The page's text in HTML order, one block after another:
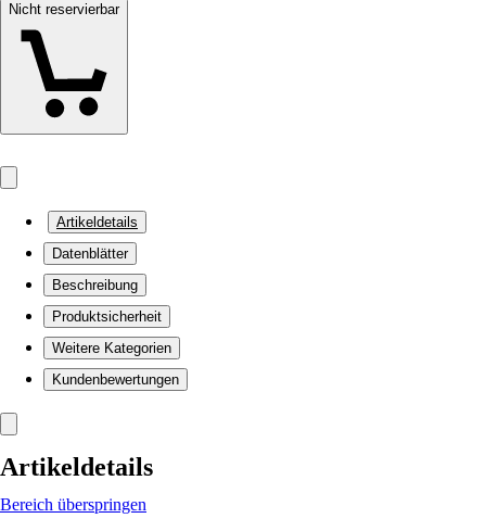
Nicht reservierbar
Artikeldetails
Datenblätter
Beschreibung
Produktsicherheit
Weitere Kategorien
Kundenbewertungen
Artikeldetails
Bereich überspringen